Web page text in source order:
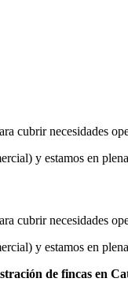
cubrir necesidades
y estamos en
cubrir necesidades
y estamos en
de fincas en